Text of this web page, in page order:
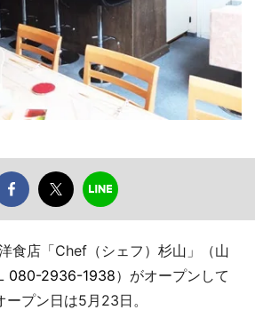
食店「Chef（シェフ）杉山」（山
080-2936-1938）がオープンして
プン日は5月23日。